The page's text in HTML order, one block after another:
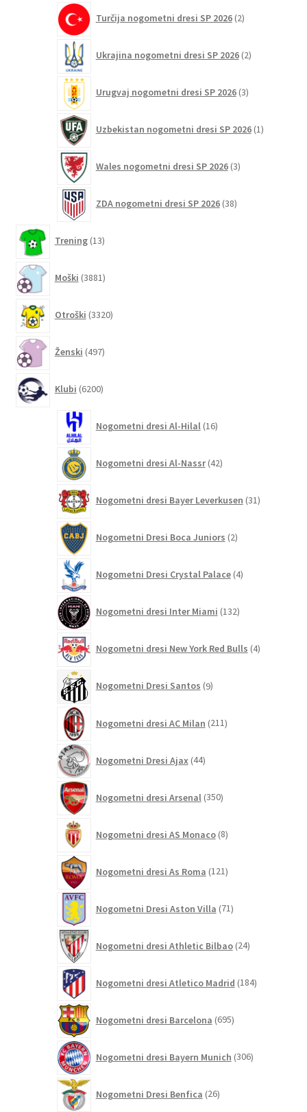
Turčija nogometni dresi SP 2026 2izdelka
Ukrajina nogometni dresi SP 2026 2izdelka
Urugvaj nogometni dresi SP 2026 3izdelki
Uzbekistan nogometni dresi SP 2026 1izdelek
Wales nogometni dresi SP 2026 3izdelki
ZDA nogometni dresi SP 2026 38izdelkov
Trening 13izdelkov
Moški 3881izdelkov
Otroški 3320izdelkov
Ženski 497izdelkov
Klubi 6200izdelkov
Nogometni dresi Al-Hilal 16izdelkov
Nogometni dresi Al-Nassr 42izdelkov
Nogometni dresi Bayer Leverkusen 31izdelkov
Nogometni Dresi Boca Juniors 2izdelka
Nogometni Dresi Crystal Palace 4izdelki
Nogometni dresi Inter Miami 132izdelkov
Nogometni dresi New York Red Bulls 4izdelki
Nogometni Dresi Santos 9izdelkov
Nogometni dresi AC Milan 211izdelkov
Nogometni Dresi Ajax 44izdelkov
Nogometni dresi Arsenal 350izdelkov
Nogometni dresi AS Monaco 8izdelkov
Nogometni dresi As Roma 121izdelkov
Nogometni Dresi Aston Villa 71izdelkov
Nogometni dresi Athletic Bilbao 24izdelkov
Nogometni dresi Atletico Madrid 184izdelkov
Nogometni dresi Barcelona 695izdelkov
Nogometni dresi Bayern Munich 306izdelkov
Nogometni Dresi Benfica 26izdelkov